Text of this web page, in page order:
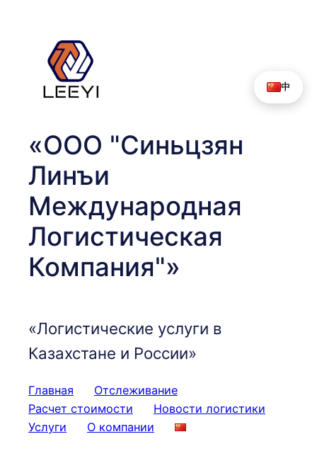
содержимому
«ООО "Синьцзян
Линъи
Международная
Логистическая
Компания"»
«Логистические услуги в
Казахстане и России»
Главная
Отслеживание
Расчет стоимости
Новости логистики
Услуги
О компании
中